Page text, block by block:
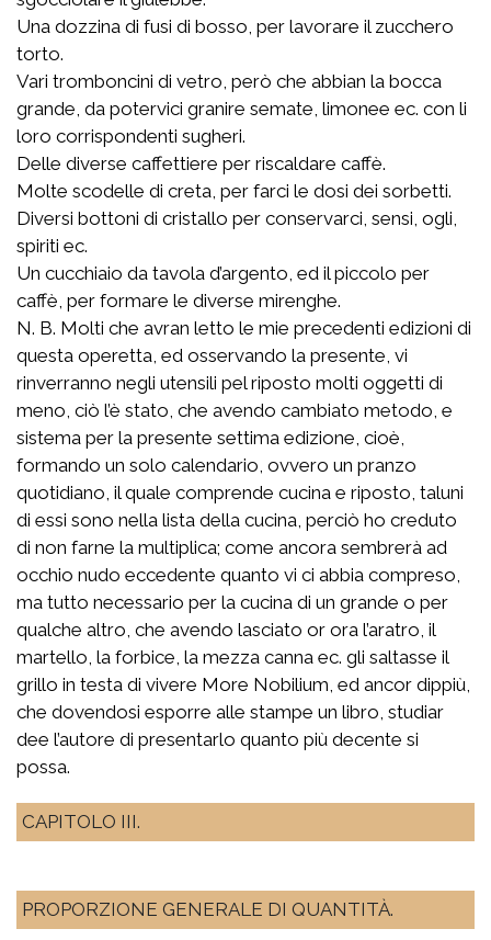
Una dozzina di fusi di bosso, per lavorare il zucchero
torto.
Vari tromboncini di vetro, però che abbian la bocca
grande, da potervici granire semate, limonee ec. con li
loro corrispondenti sugheri.
Delle diverse caffettiere per riscaldare caffè.
Molte scodelle di creta, per farci le dosi dei sorbetti.
Diversi bottoni di cristallo per conservarci, sensi, ogli,
spiriti ec.
Un cucchiaio da tavola d’argento, ed il piccolo per
caffè, per formare le diverse mirenghe.
N. B. Molti che avran letto le mie precedenti edizioni di
questa operetta, ed osservando la presente, vi
rinverranno negli utensili pel riposto molti oggetti di
meno, ciò l’è stato, che avendo cambiato metodo, e
sistema per la presente settima edizione, cioè,
formando un solo calendario, ovvero un pranzo
quotidiano, il quale comprende cucina e riposto, taluni
di essi sono nella lista della cucina, perciò ho creduto
di non farne la multiplica; come ancora sembrerà ad
occhio nudo eccedente quanto vi ci abbia compreso,
ma tutto necessario per la cucina di un grande o per
qualche altro, che avendo lasciato or ora l’aratro, il
martello, la forbice, la mezza canna ec. gli saltasse il
grillo in testa di vivere More Nobilium, ed ancor dippiù,
che dovendosi esporre alle stampe un libro, studiar
dee l’autore di presentarlo quanto più decente si
possa.
CAPITOLO III.
PROPORZIONE GENERALE DI QUANTITÀ.